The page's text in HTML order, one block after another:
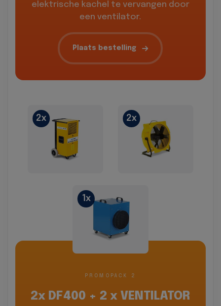
elektrische kachel te vervangen door
een ventilator.
Plaats bestelling
2x 2x
1x
PROMOPACK 2
2x DF400 + 2 x VENTILATOR